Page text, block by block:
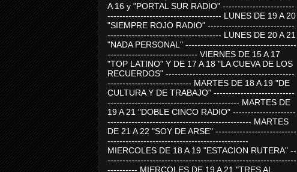
A 16 y "PORTAL SUR RADIO" ------------------------
-------------------------------------- LUNES DE 19 A 20
"SIEMPRE ROJO RADIO" -----------------------------
-------------------------------------- LUNES DE 20 A 21
"NADA PERSONAL" -------------------------------------
------------------------------ VIERNES DE 15 A 17
"TOP LATINO" Y DE 17 A 18 "LA CUEVA DE LOS
RECUERDOS" -------------------------------------------
---------------------------- MARTES DE 18 A 19 "DE
CULTURA Y DE TRABAJO" ---------------------------
-------------------------------------------- MARTES DE
19 A 21 "DOBLE CINCO RADIO" ---------------------
------------------------------------------------ MARTES
DE 21 A 22 "SOY DE ARSE" ---------------------------
-----------------------------------------------
MIERCOLES DE 18 A 19 "ESTACION RUTERA" --
---------------------------------------------------------------
---------- MIERCOLES DE 19 A 21 "TRES AL